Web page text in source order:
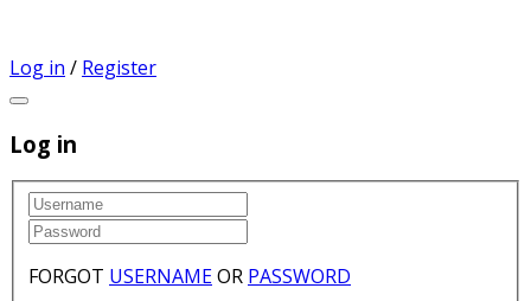
Log in / Register
Log in
FORGOT USERNAMEOR PASSWORD